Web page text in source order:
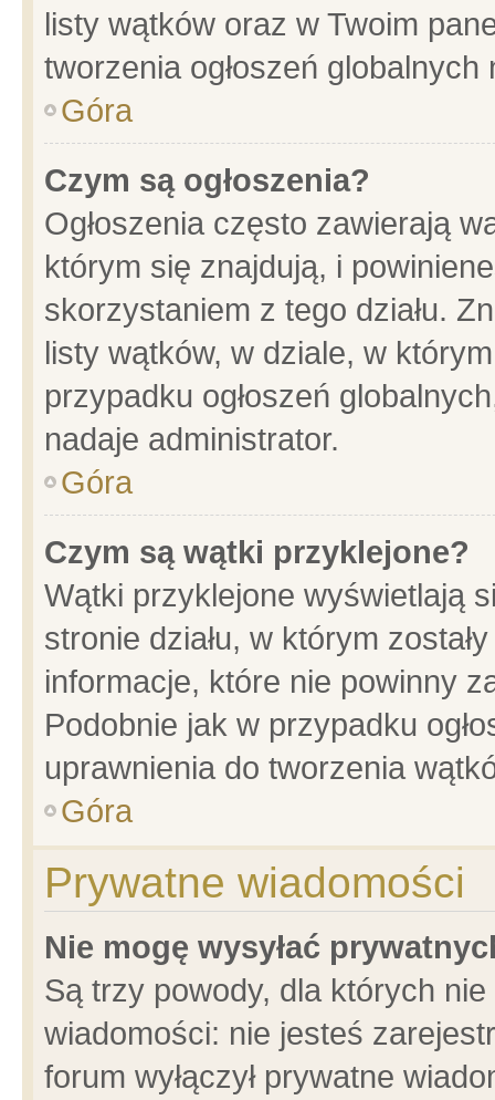
listy wątków oraz w Twoim
tworzenia ogłoszeń
Góra
Czym są ogłoszenia?
Ogłoszenia często zawierają
którym się znajdują, i
skorzystaniem z tego działu.
listy wątków, w dziale, w
przypadku ogłoszeń
nadaje administrator.
Góra
Czym są wątki przyklejone?
Wątki przyklejone wyświetlają
stronie działu, w którym
informacje, które nie powinny
Podobnie jak w przypadku
uprawnienia do tworzenia
Góra
Prywatne wiadomości
Nie mogę wysyłać
Są trzy powody, dla których
wiadomości: nie jesteś
forum wyłączył prywatne